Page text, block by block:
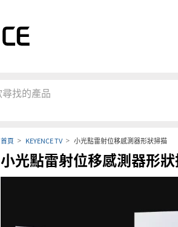
首頁 KEYENCE TV 小光點雷射位移感測器形狀掃描
小光點雷射位移感測器形